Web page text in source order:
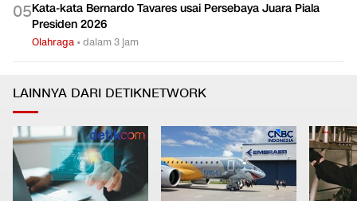
05Kata-kata Bernardo Tavares usai Persebaya Juara Piala
Presiden 2026
Olahraga •dalam 3 jam
LAINNYA DARI DETIKNETWORK